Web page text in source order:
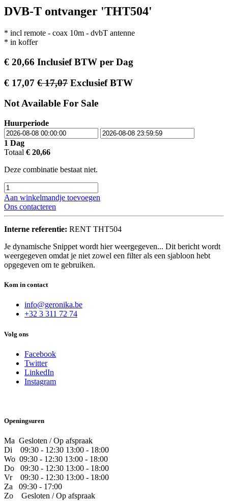
DVB-T ontvanger 'THT504'
* incl remote - coax 10m - dvbT antenne
* in koffer
€ 20,66 Inclusief BTW per Dag
€ 17,07 €17,07 Exclusief BTW
Not Available For Sale
Huurperiode
1 Dag
Totaal € 20,66
Deze combinatie bestaat niet.
Aan winkelmandje toevoegen
Ons contacteren
Interne referentie: RENT THT504
Je dynamische Snippet wordt hier weergegeven... Dit bericht wordt
weergegeven omdat je niet zowel een filter als een sjabloon hebt
opgegeven om te gebruiken.
Kom in contact
info@geronika.be
+32 3 311 72 74
Volg ons
Facebook
Twitter
LinkedIn
Instagram
Openingsuren
Ma Gesloten / Op afspraak
Di 09:30 - 12:30 13:00 - 18:00
Wo 09:30 - 12:30 13:00 - 18:00
Do ​09:30 - 12:30 13:00 - 18:00
Vr ​09:30 - 12:30 13:00 - 18:00
Za 09:30 - 17:00
Zo
​Gesloten / Op afspraak